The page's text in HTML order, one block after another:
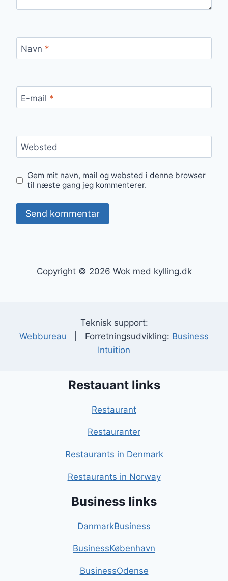
Navn *
E-mail *
Websted
Gem mit navn, mail og websted i denne browser
til næste gang jeg kommenterer.
Copyright © 2026 Wok med kylling.dk
Teknisk support:
Webbureau | Forretningsudvikling: Business
Intuition
Restauant links
Restaurant
Restauranter
Restaurants in Denmark
Restaurants in Norway
Business links
DanmarkBusiness
BusinessKøbenhavn
BusinessOdense